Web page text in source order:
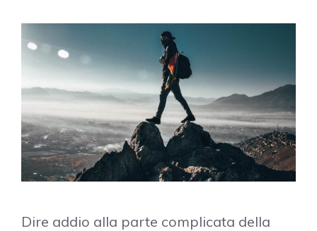
Dire addio alla parte complicata della